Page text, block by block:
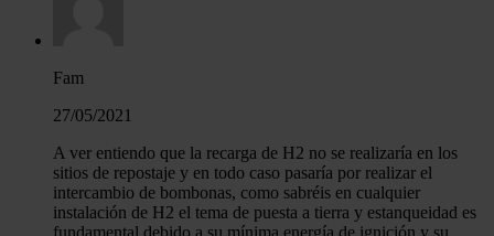
Fam
27/05/2021
A ver entiendo que la recarga de H2 no se realizaría en los
sitios de repostaje y en todo caso pasaría por realizar el
intercambio de bombonas, como sabréis en cualquier
instalación de H2 el tema de puesta a tierra y estanqueidad es
fundamental debido a su mínima energía de ignición y su